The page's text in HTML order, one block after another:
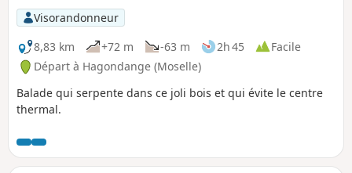
Visorandonneur
8,83 km
+72 m -63 m 2h 45
Facile
Départ à Hagondange (Moselle)
Balade qui serpente dans ce joli bois et qui évite le centre
thermal.